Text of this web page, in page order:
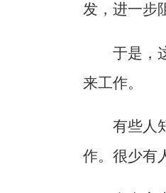
发，进一步
于是，
来工作。
有些人
作。很少有